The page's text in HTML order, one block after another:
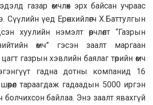
газар өмчлөх эрх байсан учраас
Сүүлийн үед Ерөнхийлөгч Х.Баттулгын
хуулийн нэмэлт өөрчлөлт “Газрын
өмч” гэсэн заалт маргаан
газрын хэвлийн баялаг төрийн өмч
гадна дотны компанид 16
тараагдаж гадаадын 5000 иргэн
байлаа. Энэ заалт явахгүй